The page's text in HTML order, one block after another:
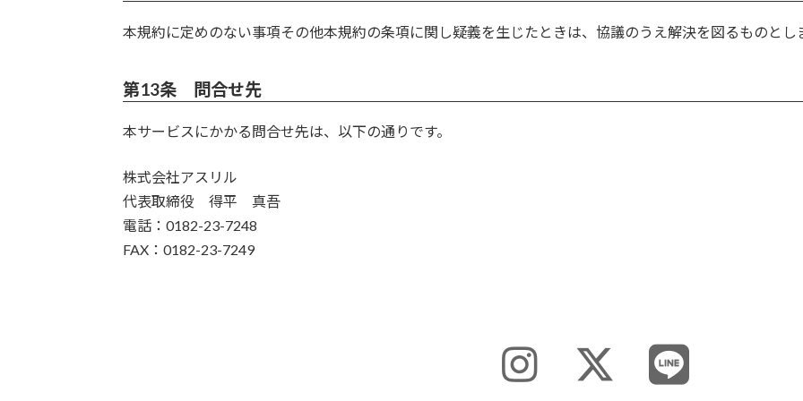
本規約に定めのない事項その他本規約の条項に関し疑義を生じたときは、協議のうえ解決を図るものとし
第13条 問合せ先
本サービスにかかる問合せ先は、以下の通りです。
株式会社アスリル
代表取締役 得平 真吾
電話：0182-23-7248
FAX：0182-23-7249